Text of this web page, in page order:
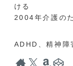
ける
2004年介護の
ADHD、精神障